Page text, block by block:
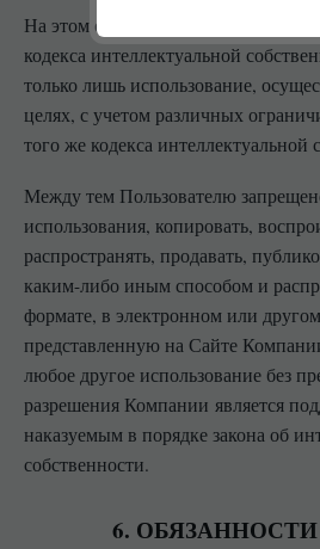
На этом основании и в
кодекса интеллектуальной
только лишь использование,
целях, с учетом различных
того же кодекса интеллектуальной
Между тем Пользователю
использования, копировать,
распространять, продавать,
каким-либо иным способом и
формате, в электронном или
представленную на Сайте
любое другое использование без
разрешения Компании является
наказуемым в порядке закона об
собственности.
6.